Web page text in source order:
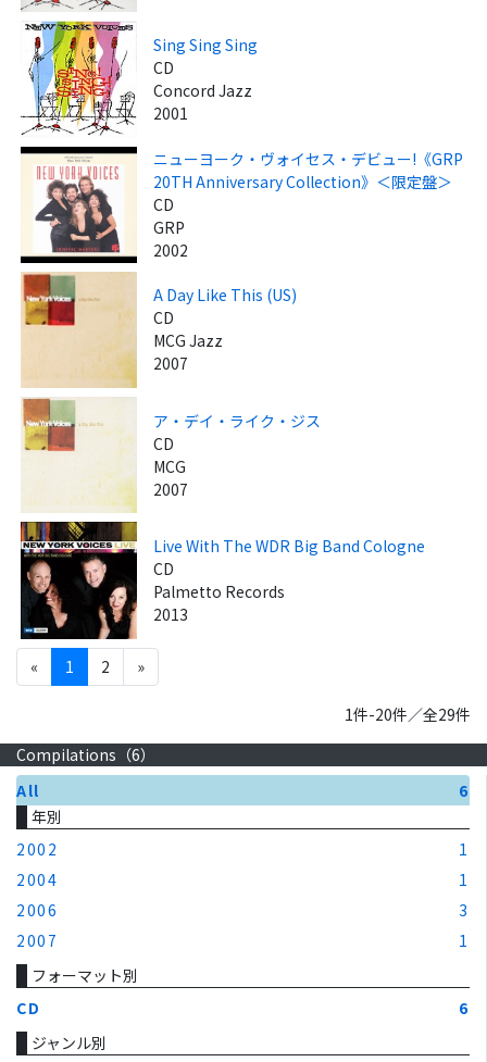
Sing Sing Sing
CD
Concord Jazz
2001
ニューヨーク・ヴォイセス・デビュー!《GRP
20TH Anniversary Collection》＜限定盤＞
CD
GRP
2002
A Day Like This (US)
CD
MCG Jazz
2007
ア・デイ・ライク・ジス
CD
MCG
2007
Live With The WDR Big Band Cologne
CD
Palmetto Records
2013
« 1 2 »
1件-20件／全29件
Compilations（6）
All
6
年別
2002
1
2004
1
2006
3
2007
1
フォーマット別
CD
6
ジャンル別